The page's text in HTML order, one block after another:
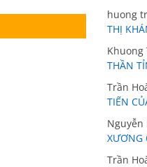
huong
THỊ
Khuong
THẦN
Trần
TIẾN
Nguyễn
XƯƠNG
Trần